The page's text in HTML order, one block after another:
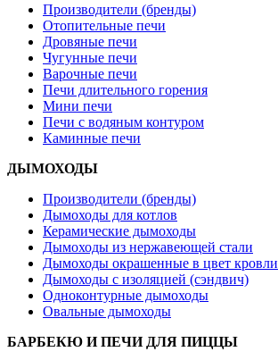
Производители (бренды)
Отопительные печи
Дровяные печи
Чугунные печи
Варочные печи
Печи длительного горения
Мини печи
Печи с водяным контуром
Каминные печи
ДЫМОХОДЫ
Производители (бренды)
Дымоходы для котлов
Керамические дымоходы
Дымоходы из нержавеющей стали
Дымоходы окрашенные в цвет кровли
Дымоходы с изоляцией (сэндвич)
Одноконтурные дымоходы
Овальные дымоходы
БАРБЕКЮ И ПЕЧИ ДЛЯ ПИЦЦЫ